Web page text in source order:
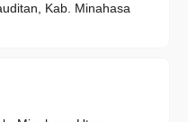
Kab. Minahasa